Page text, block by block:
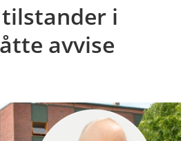
i
avvise